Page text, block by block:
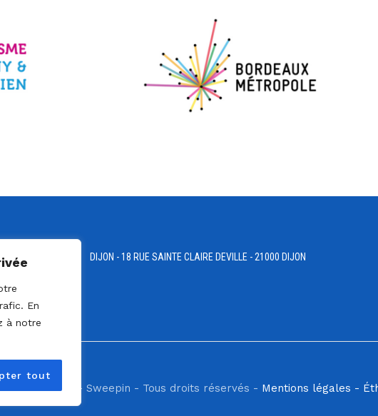
En
à notre
tout
DIJON - 18 RUE SAINTE CLAIRE DEVILLE - 21000 DIJON
- Solo Agilis - Sweepin - Tous droits réservés - Mentions légales -